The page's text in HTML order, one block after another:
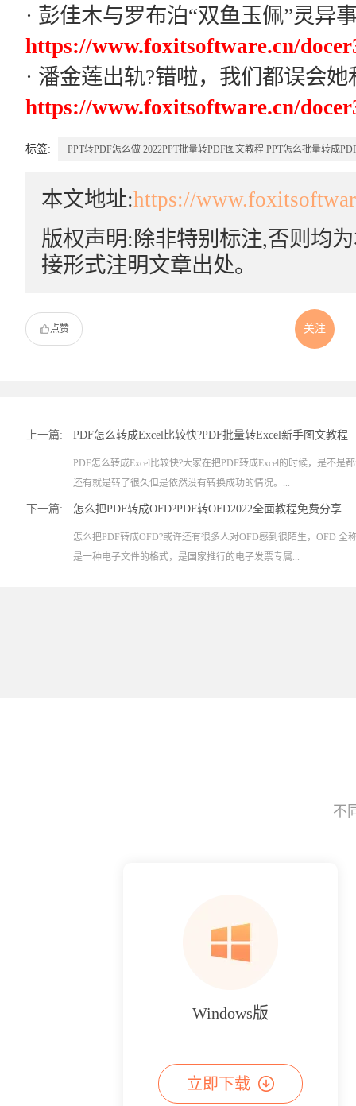
· 彭佳木与罗布泊“双鱼玉佩”灵异
https://www.foxitsoftware.cn/
· 潘金莲出轨?错啦，我们都误会
https://www.foxitsoftware.cn/
标签: PPT转PDF怎么做 2022PPT批量转PDF图文教程 PPT怎么批量转成
本文地址:https://
版权声明:除非特别标注,否则均
接形式注明文章出处。
点赞 关注
上一篇: PDF怎么转成Excel比较快?PDF批量转Excel新手图文教程
PDF怎么转成Excel比较快?大家在把PDF转成Excel的时候，是不是
还有就是转了很久但是依然没有转换成功的情况。...
下一篇: 怎么把PDF转成OFD?PDF转OFD2022全面教程免费分享
怎么把PDF转成OFD?或许还有很多人对OFD感到很陌生，OFD 全
是一种电子文件的格式，是国家推行的电子发票专属...
不
Windows版
立即下载